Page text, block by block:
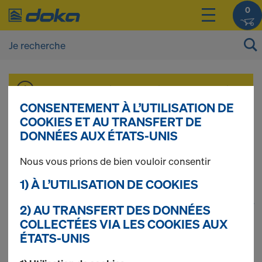
0
Vous pouvez afficher les prix de vos produits
après vous êtreconnecté(e)ouinscrit(e).
Coffrage de dalles
234 produits trouvés
Le plus recherché
CONSENTEMENT À L’UTILISATION DE
COOKIES ET AU TRANSFERT DE
DONNÉES AUX ÉTATS-UNIS
Nous vous prions de bien vouloir consentir
1) À L’UTILISATION DE COOKIES
2) AU TRANSFERT DES DONNÉES
COLLECTÉES VIA LES COOKIES AUX
ÉTATS-UNIS